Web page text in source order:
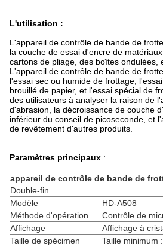
L'utilisation :
L'appareil de contrôle de bande de
la couche de essai d'encre de
cartons de pliage, des boîtes ondulées,
L'appareil de contrôle de bande de
l'essai sec ou humide de frottage,
brouillé de papier, et l'essai spécial de
des utilisateurs à analyser la raison de
d'abrasion, la décroissance de couche
inférieur du conseil de picoseconde, et
de revêtement d'autres produits.
Paramètres principaux :
appareil de contrôle de bande de
Double-fin
Modèle
HD-A508
Méthode d'opération
Contrôle de
Affichage
Affichage à
Taille de spécimen
Taille minimum